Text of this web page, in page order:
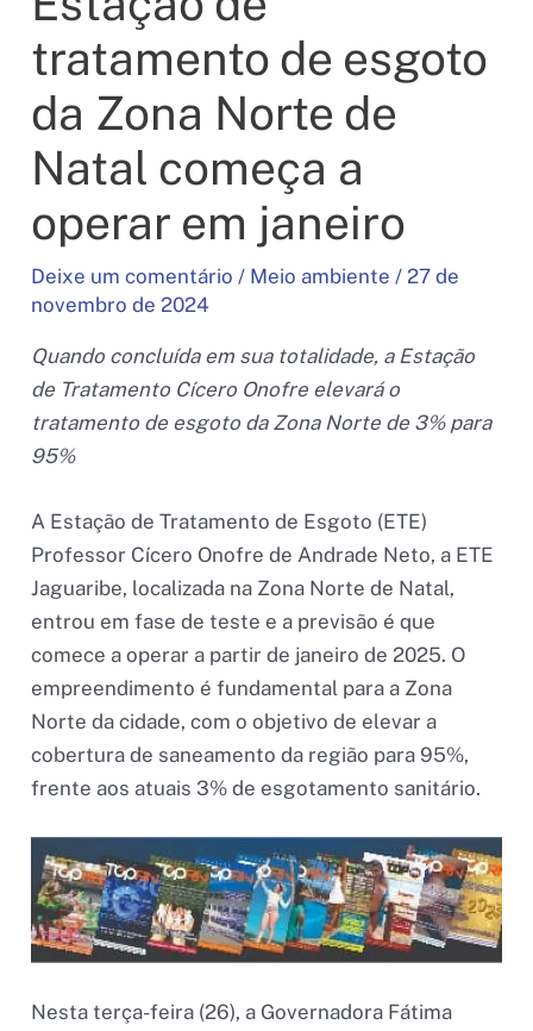
tratamento de esgoto
da Zona Norte de
Natal começa a
operar em janeiro
Deixe um comentário / Meio ambiente / 27 de
novembro de 2024
Quando concluída em sua totalidade, a Estação
de Tratamento Cícero Onofre elevará o
tratamento de esgoto da Zona Norte de 3% para
95%
A Estação de Tratamento de Esgoto (ETE)
Professor Cícero Onofre de Andrade Neto, a ETE
Jaguaribe, localizada na Zona Norte de Natal,
entrou em fase de teste e a previsão é que
comece a operar a partir de janeiro de 2025. O
empreendimento é fundamental para a Zona
Norte da cidade, com o objetivo de elevar a
cobertura de saneamento da região para 95%,
frente aos atuais 3% de esgotamento sanitário.
Nesta terça-feira (26), a Governadora Fátima